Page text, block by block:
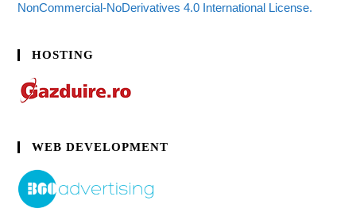
NonCommercial-NoDerivatives 4.0 International License.
HOSTING
WEB DEVELOPMENT